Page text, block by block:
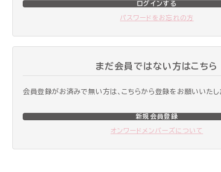
ログインする
パスワードをお忘れの方
まだ会員ではない方はこちら
会員登録がお済みで無い方は、こちらから登録をお願いいたし
新規会員登録
オンワードメンバーズについて